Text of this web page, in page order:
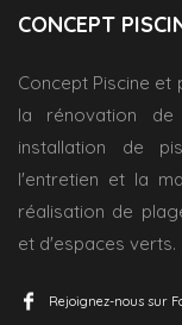
CONCEPT
Concept Piscine et
la rénovation
installation de
l'entretien et la
réalisation de
et d'espaces verts.
Rejoignez-nous sur